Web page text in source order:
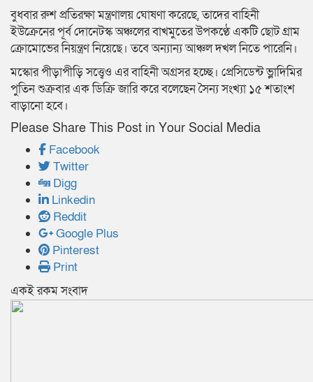
বুধবার রুশ প্রতিরক্ষা মন্ত্রণালয় ঘোষণা করেছে, তাদের বাহিনী
ইউক্রেনের পূর্ব দোনেটস্ক অঞ্চলের বাখমুতের উপকণ্ঠে একটি ছোট গ্রাম
ক্রোমোভের নিয়ন্ত্রণ নিয়েছে। তবে অন্যান্য আঞ্চল দখল নিতে পারেনি।
মস্কোর পীড়াপীড়ি সত্ত্বেও এর বাহিনী অগ্রসর হচ্ছে। প্রেসিডেন্ট ভ্লাদিমির
পুতিন শুক্রবার এক ডিক্রি জারি করে বলেছেন সৈন্য সংখ্যা ১৫ শতাংশ
বাড়ানো হবে।
Please Share This Post in Your Social Media
Facebook
Twitter
Digg
Linkedin
Reddit
Google Plus
Pinterest
Print
একই রকম সংবাদ